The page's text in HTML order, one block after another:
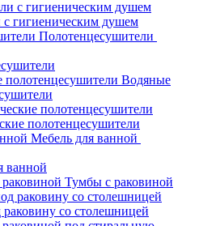
с гигиеническим душем
Полотенцесушители
Водяные
полотенцесушители
Мебель для ванной
ванной
Тумбы с раковиной
со столешницей